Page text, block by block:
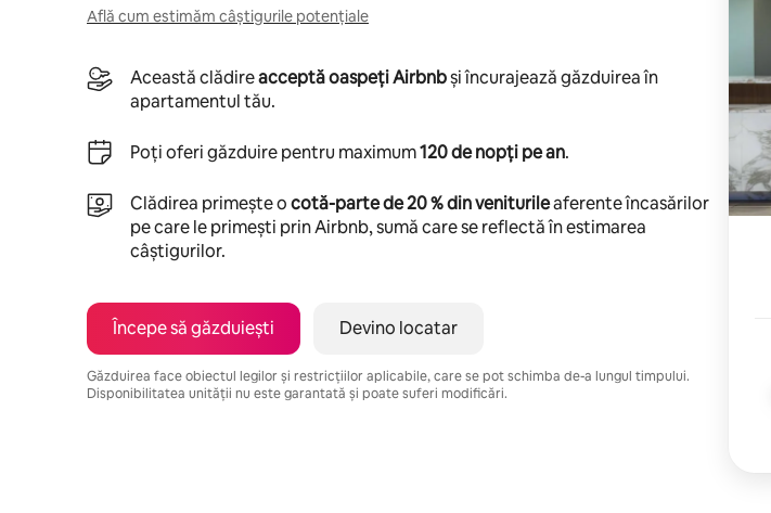
Află cum estimăm câștigurile potențiale
Această clădireacceptă oaspeți Airbnbși încurajează găzduirea în
apartamentul tău.
Poți oferi găzduire pentru maximum120 de nopți pe an.
Clădirea primește ocotă-parte de 20 % din veniturileaferente încasărilor
pe care le primești prin Airbnb, sumă care se reflectă în estimarea
câștigurilor.
Începe să găzduiești Devino locatar
Găzduirea face obiectul legilor și restricțiilor aplicabile, care se pot schimba de-a lungul timpului.
Disponibilitatea unității nu este garantată și poate suferi modificări.